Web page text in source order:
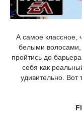
А самое классное,
белыми волосами,
пройтись до
себя как
удивительно. Вот